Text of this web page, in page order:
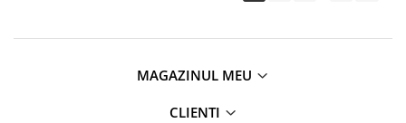
Diverse pt. instalatii si tablouri
Cofrete si Tablouri electrice
Componente pentru tablouri
MAGAZINUL MEU
CLIENTI